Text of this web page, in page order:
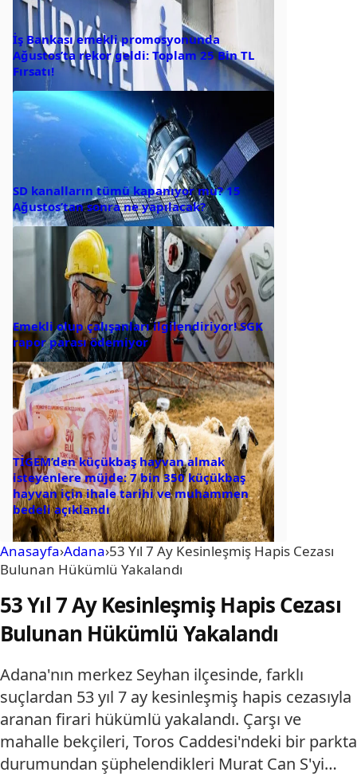
İş Bankası emekli promosyonunda
Ağustos’ta rekor geldi: Toplam 25 Bin TL
Fırsatı!
SD kanalların tümü kapanıyor mu? 15
Ağustos’tan sonra ne yapılacak?
Emekli olup çalışanları ilgilendiriyor! SGK
rapor parası ödemiyor
TİGEM’den küçükbaş hayvan almak
isteyenlere müjde: 7 bin 350 küçükbaş
hayvan için ihale tarihi ve muhammen
bedeli açıklandı
Anasayfa›Adana›53 Yıl 7 Ay Kesinleşmiş Hapis Cezası
Bulunan Hükümlü Yakalandı
53 Yıl 7 Ay Kesinleşmiş Hapis Cezası
Bulunan Hükümlü Yakalandı
Adana'nın merkez Seyhan ilçesinde, farklı
suçlardan 53 yıl 7 ay kesinleşmiş hapis cezasıyla
aranan firari hükümlü yakalandı. Çarşı ve
mahalle bekçileri, Toros Caddesi'ndeki bir parkta
durumundan şüphelendikleri Murat Can S'yi…